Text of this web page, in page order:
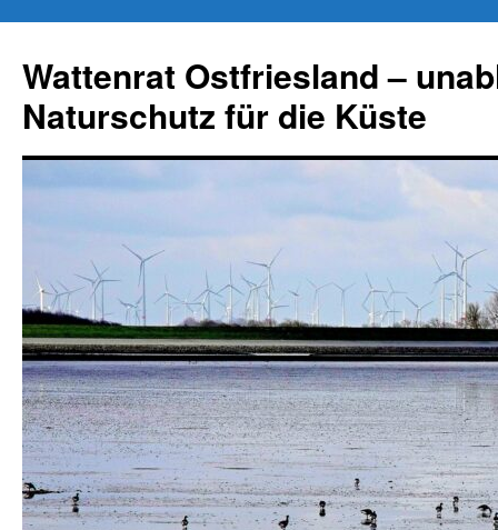
springen
Wattenrat Ostfriesland –
Naturschutz für die Küste